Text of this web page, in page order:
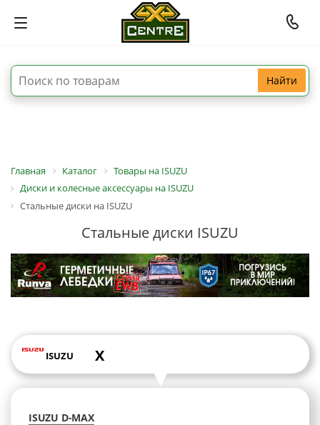
Найти
Главная Каталог
Товары на ISUZU
Диски и колесные аксессуары на ISUZU
Стальные диски на ISUZU
Стальные диски ISUZU
ISUZU X
ISUZU D-MAX